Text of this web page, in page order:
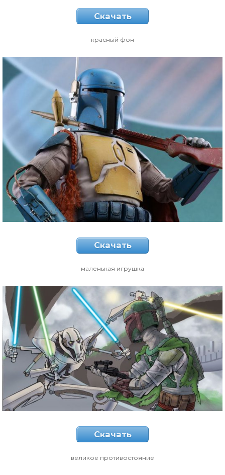
Скачать
красный фон
Скачать
маленькая игрушка
Скачать
великое противостояние